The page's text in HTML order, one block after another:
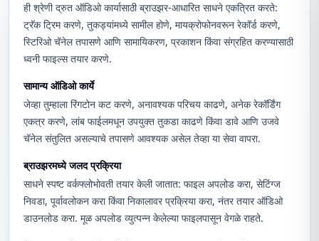
ही श्रेणी द्रुत ऑडिओ कार्यासाठी ब्राउझर-आधारित साधने एकत्रित करते:
ट्रॅक ट्रिम करणे, तुकड्यांमध्ये सामील होणे, मायक्रोफोनवरून रेकॉर्ड करणे,
स्टिरिओ चॅनेल तपासणे आणि सामायिकरण, प्रकाशन किंवा संग्रहित करण्यासाठी
ध्वनी फाइल्स तयार करणे.
सामान्य ऑडिओ कार्ये
जेव्हा तुम्हाला रिंगटोन कट करणे, अनावश्यक परिचय काढणे, अनेक रेकॉर्डिंग
एकत्र करणे, लांब फाईलमधून उपयुक्त तुकडा काढणे किंवा डावे आणि उजवे
चॅनेल संतुलित असल्याचे तपासणे आवश्यक असेल तेव्हा या सेवा वापरा.
ब्राउझरमध्ये जलद प्रक्रिया
साधने स्पष्ट वर्कफ्लोभोवती तयार केली जातात: फाइल अपलोड करा, सेटिंग्ज
निवडा, पूर्वावलोकन करा किंवा निकालावर प्रक्रिया करा, नंतर तयार ऑडिओ
डाउनलोड करा. मूळ अपलोड व्युत्पन्न केलेल्या फाइलपासून वेगळे राहते.